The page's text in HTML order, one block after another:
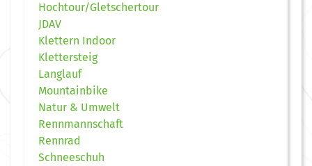
Hochtour/Gletschertour
JDAV
Klettern Indoor
Klettersteig
Langlauf
Mountainbike
Natur & Umwelt
Rennmannschaft
Rennrad
Schneeschuh